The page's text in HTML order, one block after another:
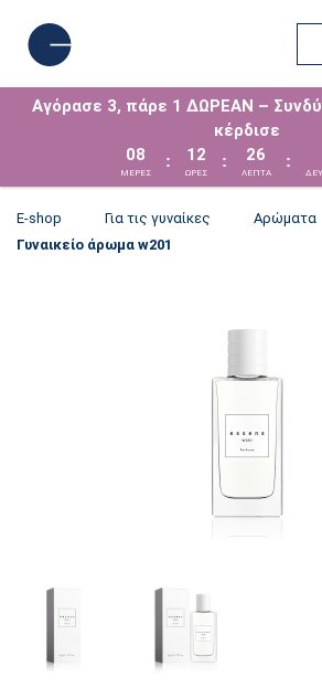
Αγόρασε 3, πάρε 1 ΔΩΡΕΑΝ –
κέρδισε
08
ΜΈΡΕΣ
: 12
ΩΡΕΣ
: 26
ΛΕΠΤΑ
:
E-shop Για τις γυναίκες
Αρώματα
Γυναικείο άρωμα w201